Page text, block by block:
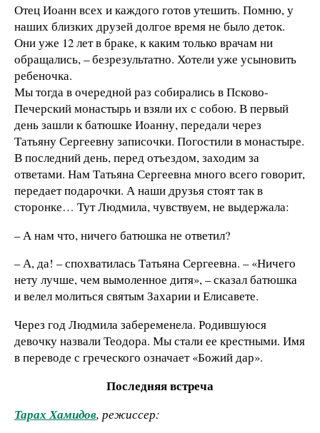
Отец Иоанн всех и каждого готов утешить. Помню, у
наших близких друзей долгое время не было деток.
Они уже 12 лет в браке, к каким только врачам ни
обращались, – безрезультатно. Хотели уже усыновить
ребеночка.
Мы тогда в очередной раз собирались в Псково-
Печерский монастырь и взяли их с собою. В первый
день зашли к батюшке Иоанну, передали через
Татьяну Сергеевну записочки. Погостили в монастыре.
В последний день, перед отъездом, заходим за
ответами. Нам Татьяна Сергеевна много всего говорит,
передает подарочки. А наши друзья стоят так в
сторонке… Тут Людмила, чувствуем, не выдержала:
– А нам что, ничего батюшка не ответил?
– А, да! – спохватилась Татьяна Сергеевна. – «Ничего
нету лучше, чем вымоленное дитя», – сказал батюшка
и велел молиться святым Захарии и Елисавете.
Через год Людмила забеременела. Родившуюся
девочку назвали Теодора. Мы стали ее крестными. Имя
в переводе с греческого означает «Божий дар».
Последняя встреча
Тарах Хамидов, режиссер: